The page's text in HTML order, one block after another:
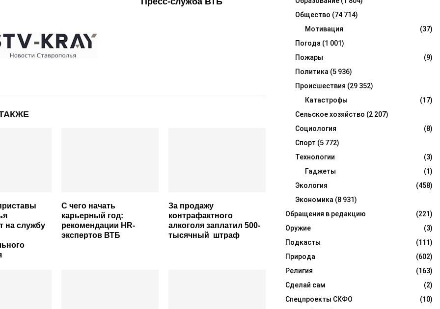
на службу
С чего начать
карьерный год:
рекомендации HR-
экспертов ВТБ
За продажу
контрафактного
алкоголя заплатил 500-
тысячный штраф
Общество (74 714)
Мотивация
(37)
Погода (1 001)
Пожары
(9)
Политика (5 936)
Происшествия (29 352)
Катастрофы
(17)
Сельское хозяйство (2 207)
Социология
(8)
Спорт (5 772)
Технологии
(3)
Гаджеты
(1)
Экология
(458)
Экономика (8 931)
Обращения в редакцию
(221)
Оружие
(3)
Подкасты
(111)
Природа
(602)
Религия
(163)
Сделай сам
(2)
Спецпроекты СКФО
(10)